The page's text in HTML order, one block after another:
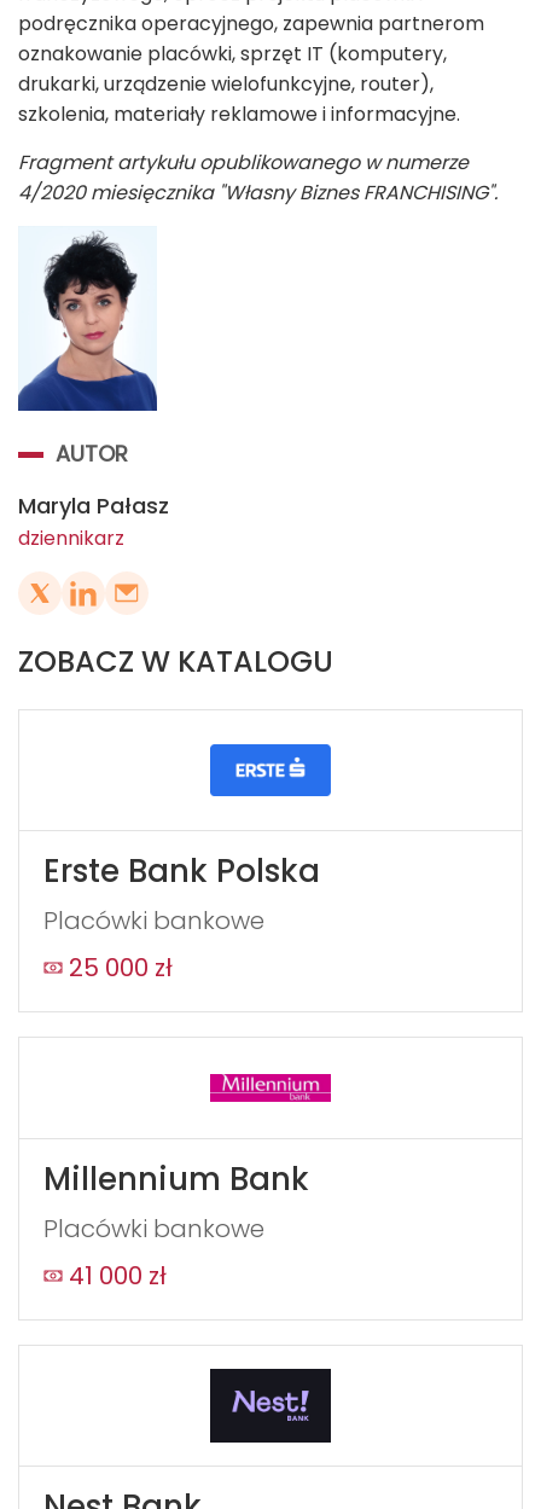
podręcznika operacyjnego, zapewnia partnerom
oznakowanie placówki, sprzęt IT (komputery,
drukarki, urządzenie wielofunkcyjne, router),
szkolenia, materiały reklamowe i informacyjne.
Fragment artykułu opublikowanego w numerze
4/2020 miesięcznika "Własny Biznes FRANCHISING".
AUTOR
Maryla Pałasz
dziennikarz
ZOBACZ W KATALOGU
Erste Bank Polska
Placówki bankowe
25 000 zł
Millennium Bank
Placówki bankowe
41 000 zł